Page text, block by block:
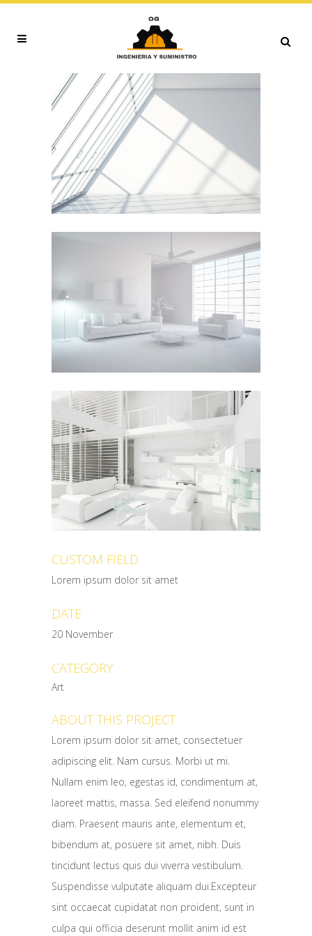
CUSTOM FIELD
Lorem ipsum dolor sit amet
DATE
20 November
CATEGORY
Art
ABOUT THIS PROJECT
Lorem ipsum dolor sit amet, consectetuer
adipiscing elit. Nam cursus. Morbi ut mi.
Nullam enim leo, egestas id, condimentum at,
laoreet mattis, massa. Sed eleifend nonummy
diam. Praesent mauris ante, elementum et,
bibendum at, posuere sit amet, nibh. Duis
tincidunt lectus quis dui viverra vestibulum.
Suspendisse vulputate aliquam dui.Excepteur
sint occaecat cupidatat non proident, sunt in
culpa qui officia deserunt mollit anim id est